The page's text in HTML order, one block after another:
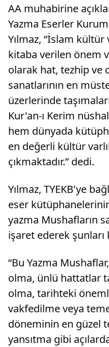
AA muhabirine
Yazma Eserler
Yılmaz, “İslam
kitaba verilen önem
olarak hat, tezhip ve
sanatlarının en
üzerlerinde
Kur'an-ı Kerim
hem dünyada
en değerli kültür
çıkmaktadır.” dedi.
Yılmaz, TYEKB'ye
eser
yazma Mushafların
işaret ederek şunları
“Bu Yazma
olma, ünlü hattatlar
olma, tarihteki
vakfedilme veya
döneminin en güzel
yansıtma gibi